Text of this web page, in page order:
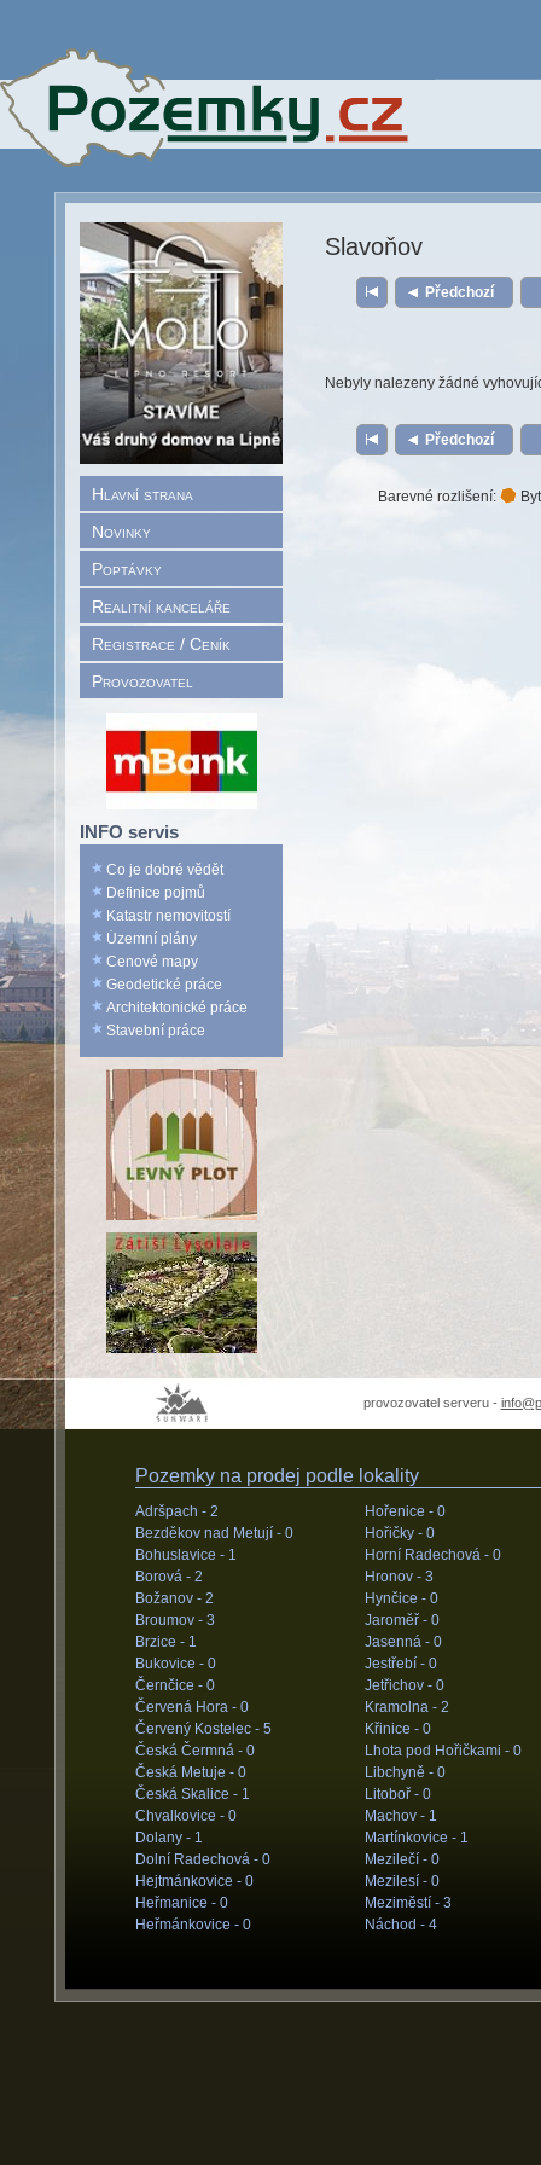
Hlavní strana
Novinky
Poptávky
Realitní kanceláře
Registrace / Ceník
Provozovatel
INFO servis
Co je dobré vědět
Definice pojmů
Katastr nemovitostí
Územní plány
Cenové mapy
Geodetické práce
Architektonické práce
Stavební práce
Slavoňov
Předchozí
Nebyly nalezeny žádné
Předchozí
Barevné rozlišení:
provozovatel serveru -
Pozemky na prodej podle lokality
Adršpach - 2
Bezděkov nad Metují - 0
Bohuslavice - 1
Borová - 2
Božanov - 2
Broumov - 3
Brzice - 1
Bukovice - 0
Černčice - 0
Červená Hora - 0
Červený Kostelec - 5
Česká Čermná - 0
Česká Metuje - 0
Česká Skalice - 1
Chvalkovice - 0
Dolany - 1
Dolní Radechová - 0
Hejtmánkovice - 0
Heřmanice - 0
Heřmánkovice - 0
Hořenice - 0
Hořičky - 0
Horní Radechová - 0
Hronov - 3
Hynčice - 0
Jaroměř - 0
Jasenná - 0
Jestřebí - 0
Jetřichov - 0
Kramolna - 2
Křinice - 0
Lhota pod Hořičkami - 0
Libchyně - 0
Litoboř - 0
Machov - 1
Martínkovice - 1
Mezilečí - 0
Mezilesí - 0
Meziměstí - 3
Náchod - 4